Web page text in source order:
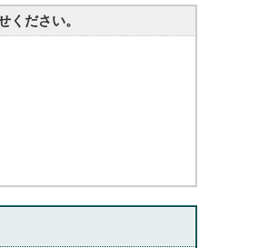
ください。